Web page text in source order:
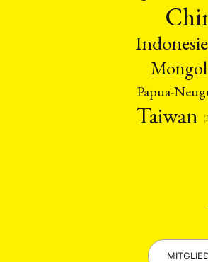
Papua-
Taiwan